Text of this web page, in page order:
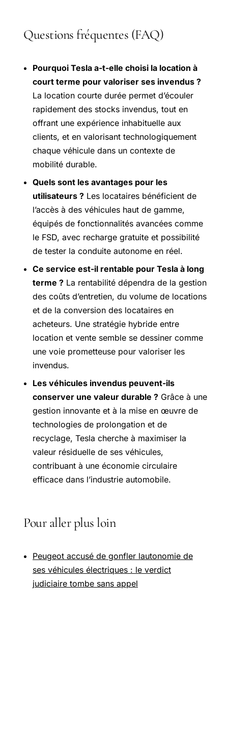
Questions fréquentes (FAQ)
Pourquoi Tesla a-t-elle choisi la location à
court terme pour valoriser ses invendus ?
La location courte durée permet d’écouler
rapidement des stocks invendus, tout en
offrant une expérience inhabituelle aux
clients, et en valorisant technologiquement
chaque véhicule dans un contexte de
mobilité durable.
Quels sont les avantages pour les
utilisateurs ? Les locataires bénéficient de
l’accès à des véhicules haut de gamme,
équipés de fonctionnalités avancées comme
le FSD, avec recharge gratuite et possibilité
de tester la conduite autonome en réel.
Ce service est-il rentable pour Tesla à long
terme ? La rentabilité dépendra de la gestion
des coûts d’entretien, du volume de locations
et de la conversion des locataires en
acheteurs. Une stratégie hybride entre
location et vente semble se dessiner comme
une voie prometteuse pour valoriser les
invendus.
Les véhicules invendus peuvent-ils
conserver une valeur durable ? Grâce à une
gestion innovante et à la mise en œuvre de
technologies de prolongation et de
recyclage, Tesla cherche à maximiser la
valeur résiduelle de ses véhicules,
contribuant à une économie circulaire
efficace dans l’industrie automobile.
Pour aller plus loin
Peugeot accusé de gonfler lautonomie de
ses véhicules électriques : le verdict
judiciaire tombe sans appel